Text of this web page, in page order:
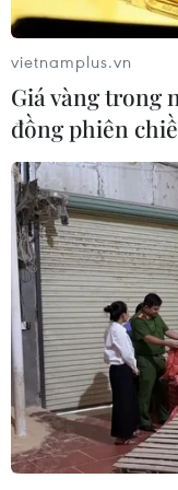
Cháy Nhà thờ
chuông chính
16/04/2019 05:33
Theo những thông
chữa cháy đã kịp
phần tháp chuông
nhà thờ.
vietnamplus.vn
Giá vàng trong
đồng phiên